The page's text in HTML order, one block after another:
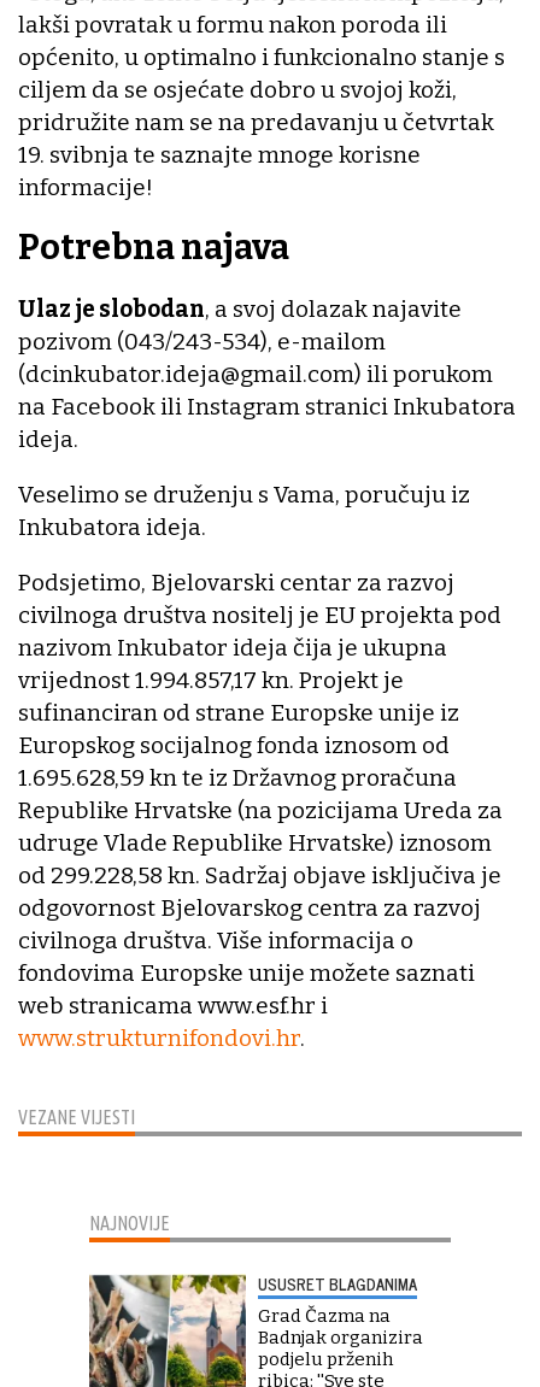
VEZANE VIJESTI
lakši povratak u formu nakon poroda ili
općenito, u optimalno i funkcionalno stanje s
ciljem da se osjećate dobro u svojoj koži,
pridružite nam se na predavanju u četvrtak
19. svibnja te saznajte mnoge korisne
informacije!
Potrebna najava
Ulaz je slobodan, a svoj dolazak najavite
pozivom (043/243-534), e-mailom
(dcinkubator.ideja@gmail.com) ili porukom
na Facebook ili Instagram stranici Inkubatora
ideja.
Veselimo se druženju s Vama, poručuju iz
Inkubatora ideja.
Podsjetimo, Bjelovarski centar za razvoj
civilnoga društva nositelj je EU projekta pod
nazivom Inkubator ideja čija je ukupna
vrijednost 1.994.857,17 kn. Projekt je
sufinanciran od strane Europske unije iz
Europskog socijalnog fonda iznosom od
1.695.628,59 kn te iz Državnog proračuna
Republike Hrvatske (na pozicijama Ureda za
udruge Vlade Republike Hrvatske) iznosom
od 299.228,58 kn. Sadržaj objave isključiva je
odgovornost Bjelovarskog centra za razvoj
civilnoga društva. Više informacija o
fondovima Europske unije možete saznati
web stranicama www.esf.hr i
www.strukturnifondovi.hr.
NAJNOVIJE
USUSRET BLAGDANIMA
Grad Čazma na
Badnjak organizira
podjelu prženih
ribica: ''Sve ste